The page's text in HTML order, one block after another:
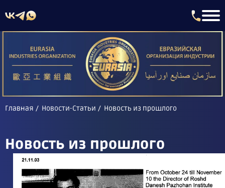
Главная Новости-Статьи Новость из прошлого
Новость из прошлого